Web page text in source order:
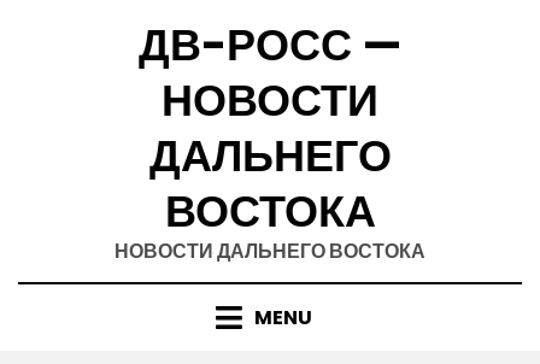
ДВ-РОСС —
НОВОСТИ
ДАЛЬНЕГО
ВОСТОКА
НОВОСТИ ДАЛЬНЕГО ВОСТОКА
MENU